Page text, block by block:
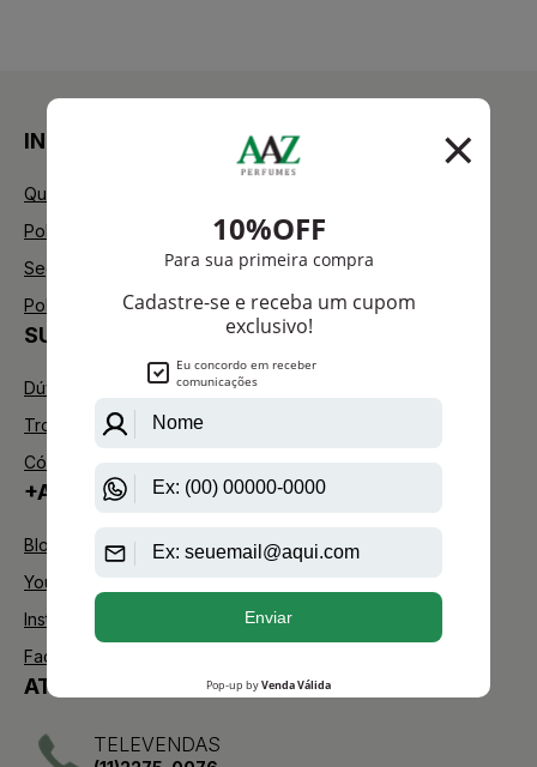
INSTITUCIONAL
Quem Somos
Política de Privacidade
Segurança
Política de Troca
SUPORTE
Dúvidas Frequentes
Trocas e Devoluções
Código de defesa do consumidor
+AAZ PERFUMES
Blog
Youtube
Instagram
Facebook
ATENDIMENTO
TELEVENDAS